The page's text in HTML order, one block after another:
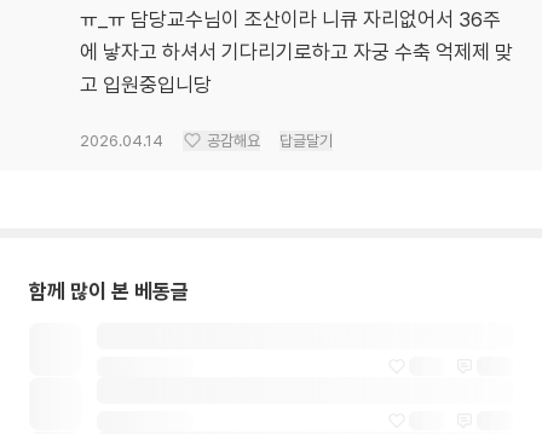
ㅠ_ㅠ 담당교수님이 조산이라 니큐 자리없어서 36주
에 낳자고 하셔서 기다리기로하고 자궁 수축 억제제 맞
고 입원중입니당
2026.04.14 공감해요 답글달기
함께 많이 본 베동글